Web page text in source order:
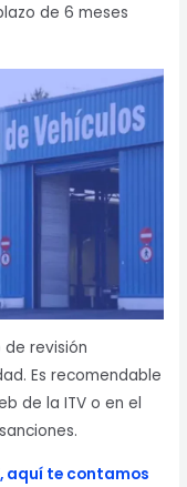
de 6 meses
revisión
Es recomendable
de la ITV o en el
aquí te contamos